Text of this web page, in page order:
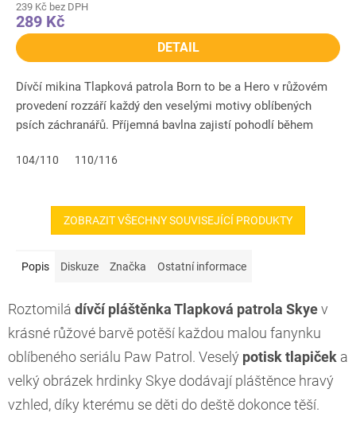
239 Kč bez DPH
289 Kč
DETAIL
Dívčí mikina Tlapková patrola Born to be a Hero v růžovém
provedení rozzáří každý den veselými motivy oblíbených
psích záchranářů. Příjemná bavlna zajistí pohodlí během
104/110 110/116
ZOBRAZIT VŠECHNY SOUVISEJÍCÍ PRODUKTY
Popis Diskuze Značka Ostatní informace
Roztomilá dívčí pláštěnka Tlapková patrola Skyev
krásné růžové barvě potěší každou malou fanynku
oblíbeného seriálu Paw Patrol. Veselý potisk tlapiček a
velký obrázek hrdinky Skye dodávají pláštěnce hravý
vzhled, díky kterému se děti do deště dokonce těší.